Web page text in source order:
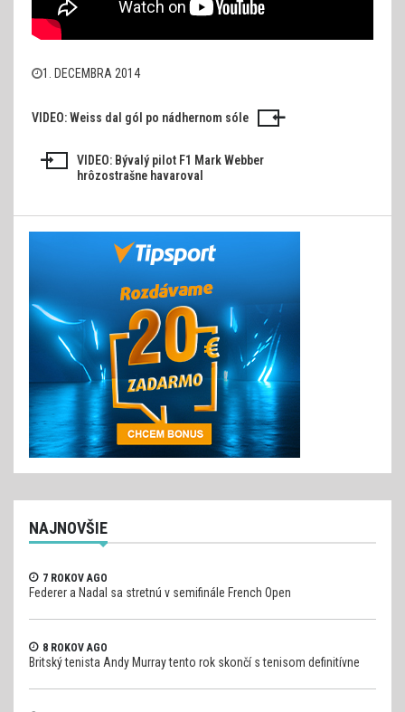
1. DECEMBRA 2014
Navigácia
VIDEO: Weiss dal gól po nádhernom sóle
VIDEO: Bývalý pilot F1 Mark Webber
hrôzostrašne havaroval
NAJNOVŠIE
7 ROKOV AGO
Federer a Nadal sa stretnú v semifinále French Open
8 ROKOV AGO
Britský tenista Andy Murray tento rok skončí s tenisom definitívne